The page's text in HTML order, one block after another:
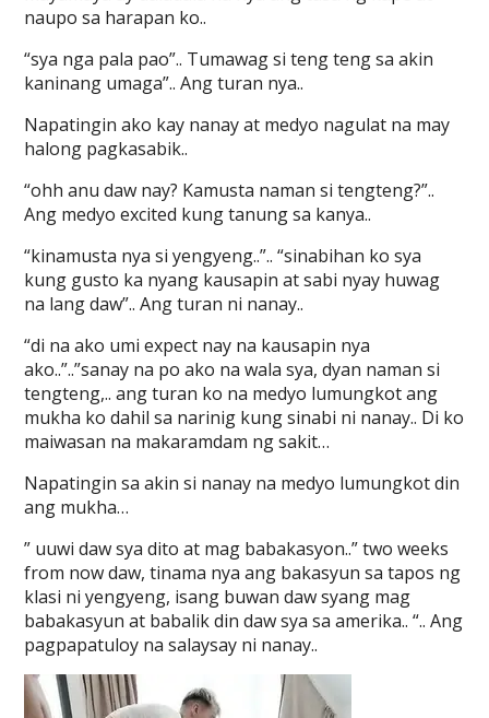
naupo sa harapan ko..
“sya nga pala pao”.. Tumawag si teng teng sa akin
kaninang umaga”.. Ang turan nya..
Napatingin ako kay nanay at medyo nagulat na may
halong pagkasabik..
“ohh anu daw nay? Kamusta naman si tengteng?”..
Ang medyo excited kung tanung sa kanya..
“kinamusta nya si yengyeng..”.. “sinabihan ko sya
kung gusto ka nyang kausapin at sabi nyay huwag
na lang daw”.. Ang turan ni nanay..
“di na ako umi expect nay na kausapin nya
ako..”..”sanay na po ako na wala sya, dyan naman si
tengteng,.. ang turan ko na medyo lumungkot ang
mukha ko dahil sa narinig kung sinabi ni nanay.. Di ko
maiwasan na makaramdam ng sakit…
Napatingin sa akin si nanay na medyo lumungkot din
ang mukha…
” uuwi daw sya dito at mag babakasyon..” two weeks
from now daw, tinama nya ang bakasyun sa tapos ng
klasi ni yengyeng, isang buwan daw syang mag
babakasyun at babalik din daw sya sa amerika.. “.. Ang
pagpapatuloy na salaysay ni nanay..